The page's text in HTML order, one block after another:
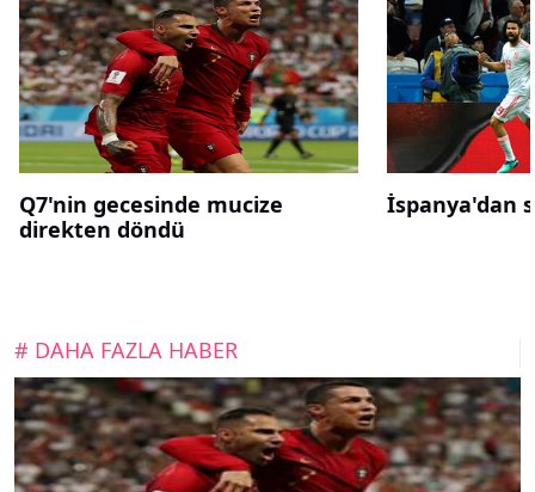
Q7'nin gecesinde mucize
direkten döndü
İspanya'dan
# DAHA FAZLA HABER